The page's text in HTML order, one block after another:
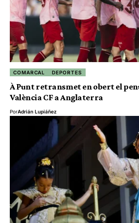
COMARCAL DEPORTES
À Punt retransmet en obert el
València CF a Anglaterra
PorAdrián Lupiáñez